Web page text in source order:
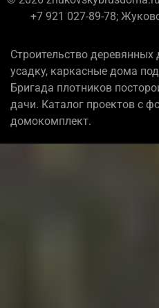
+7 921 027-89-78;
Строительство
усадку, каркасные дома
Бригада плотников
дачи. Каталог проектов с
домокомплект.